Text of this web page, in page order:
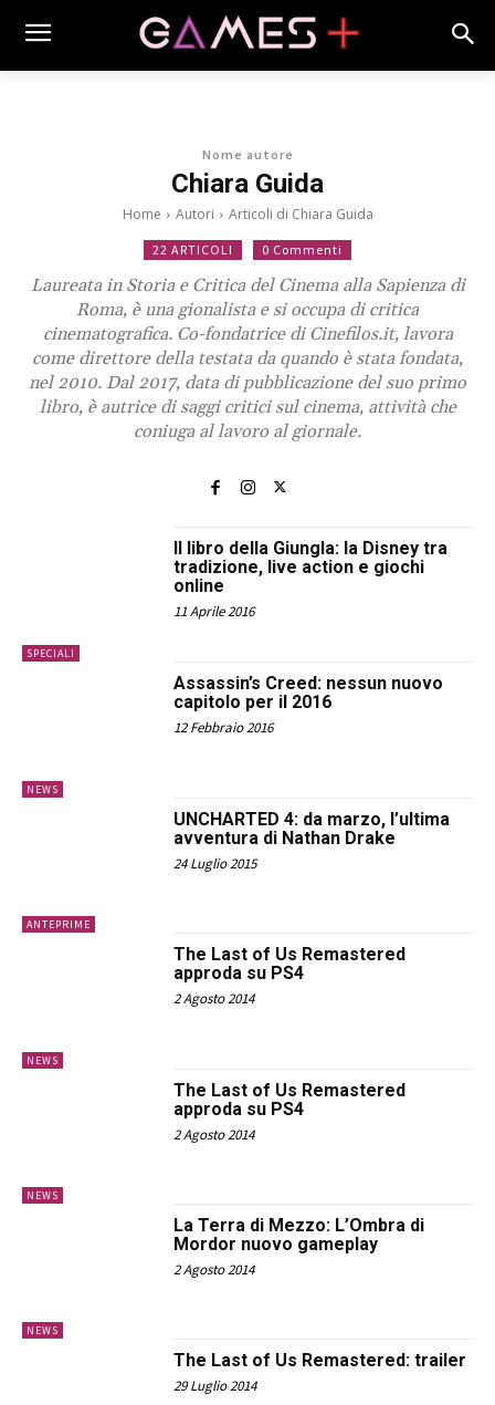
Nome autore
Chiara Guida
Home Autori Articoli di Chiara Guida
22 ARTICOLI 0 Commenti
Laureata in Storia e Critica del Cinema alla Sapienza di
Roma, è una gionalista e si occupa di critica
cinematografica. Co-fondatrice di Cinefilos.it, lavora
come direttore della testata da quando è stata fondata,
nel 2010. Dal 2017, data di pubblicazione del suo primo
libro, è autrice di saggi critici sul cinema, attività che
coniuga al lavoro al giornale.
SPECIALI
Il libro della Giungla: la Disney tra
tradizione, live action e giochi
online
11 Aprile 2016
NEWS
Assassin’s Creed: nessun nuovo
capitolo per il 2016
12 Febbraio 2016
ANTEPRIME
UNCHARTED 4: da marzo, l’ultima
avventura di Nathan Drake
24 Luglio 2015
NEWS
The Last of Us Remastered
approda su PS4
2 Agosto 2014
NEWS
The Last of Us Remastered
approda su PS4
2 Agosto 2014
NEWS
La Terra di Mezzo: L’Ombra di
Mordor nuovo gameplay
2 Agosto 2014
The Last of Us Remastered: trailer
29 Luglio 2014